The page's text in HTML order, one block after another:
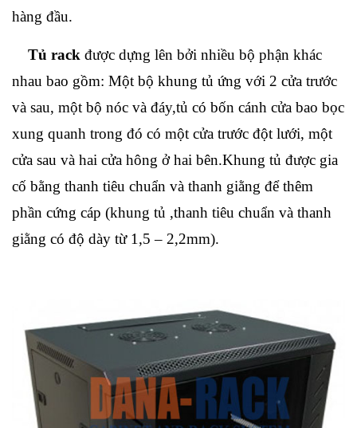
hàng đầu.
Tủ rack được dựng lên bởi nhiều bộ phận khác
nhau bao gồm: Một bộ khung tủ ứng với 2 cửa trước
và sau, một bộ nóc và đáy,tủ có bốn cánh cửa bao bọc
xung quanh trong đó có một cửa trước đột lưới, một
cửa sau và hai cửa hông ở hai bên.Khung tủ được gia
cố bằng thanh tiêu chuẩn và thanh giằng để thêm
phần cứng cáp (khung tủ ,thanh tiêu chuẩn và thanh
giằng có độ dày từ 1,5 – 2,2mm).